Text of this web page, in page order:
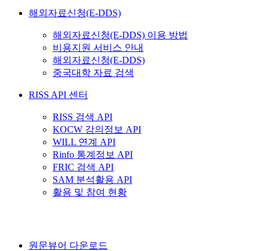
해외자료신청(E-DDS)
해외자료신청(E-DDS) 이용 방법
비용지원 서비스 안내
해외자료신청(E-DDS)
중국대학 자료 검색
RISS API 센터
RISS 검색 API
KOCW 강의정보 API
WILL 연계 API
Rinfo 통계정보 API
FRIC 검색 API
SAM 분석활용 API
활용 및 참여 현황
원문뷰어 다운로드